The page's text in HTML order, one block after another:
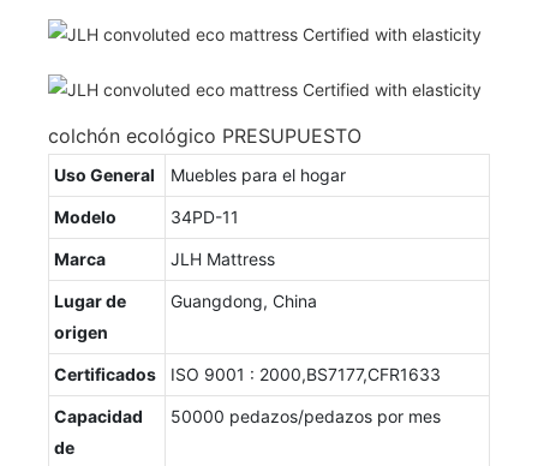
colchón ecológico PRESUPUESTO
Uso General Muebles para el hogar
Modelo 34PD-11
Marca JLH Mattress
Lugar de
origen
Guangdong, China
Certificados ISO 9001 : 2000,BS7177,CFR1633
Capacidad
de
50000 pedazos/pedazos por mes